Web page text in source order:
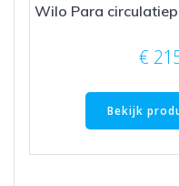
Wilo Para
€
Bekijk